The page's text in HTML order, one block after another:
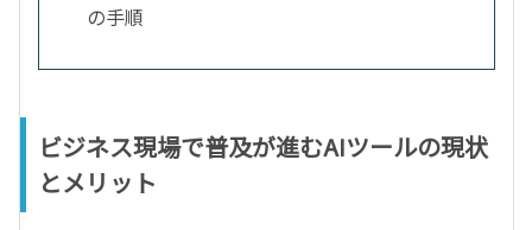
の手順
ビジネス現場で普及が進むAIツールの現状
とメリット